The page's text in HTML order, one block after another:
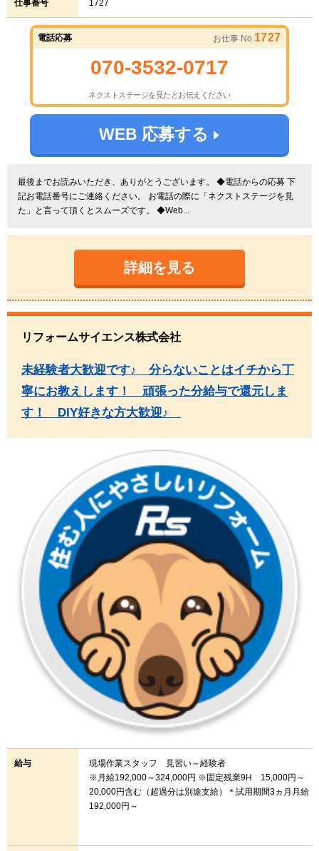
仕事番号 1727
電話応募 お仕事 No.1727
070-3532-0717
ネクストステージを見たとお伝えください
WEB 応募する
最後までお読みいただき、ありがとうございます。 ◆電話からの応募 下
記お電話番号にご連絡ください。 お電話の際に「ネクストステージを見
た」と言って頂くとスムーズです。 ◆Web...
詳細を見る
リフォームサイエンス株式会社
未経験者大歓迎です♪ 分らないことはイチから丁
寧にお教えします！ 頑張った分給与で還元しま
す！ DIY好きな方大歓迎♪
給与
現場作業スタッフ 見習い～経験者
※月給192,000～324,000円 ※固定残業9H 15,000円～
20,000円含む（超過分は別途支給）＊試用期間3ヵ月月給
192,000円～